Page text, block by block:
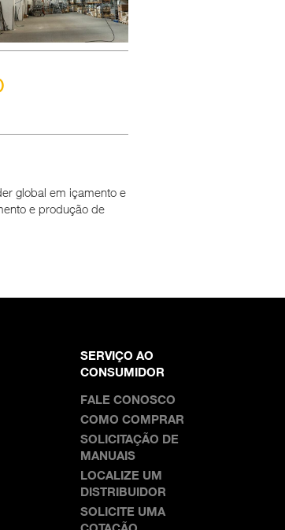
global em içamento e
e produção de
SERVIÇO AO
CONSUMIDOR
FALE CONOSCO
COMO COMPRAR
SOLICITAÇÃO DE
MANUAIS
LOCALIZE UM
DISTRIBUIDOR
SOLICITE UMA